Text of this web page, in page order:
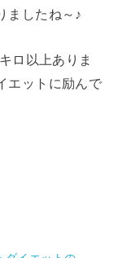
ましたね～♪
ロ以上ありま
エットに励んで